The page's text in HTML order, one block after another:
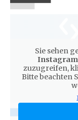
Sie sehen
Instagram
zuzugreifen,
Bitte beachten